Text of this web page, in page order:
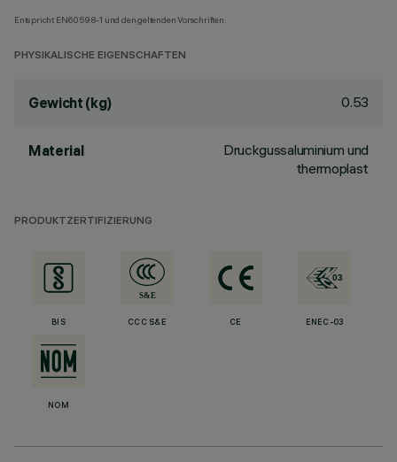
Entspricht EN60598-1 und den geltenden Vorschriften.
PHYSIKALISCHE EIGENSCHAFTEN
Gewicht (kg) 0.53
Material
Druckgussaluminium und
thermoplast
PRODUKTZERTIFIZIERUNG
BIS CCC S&E CE ENEC-03
NOM